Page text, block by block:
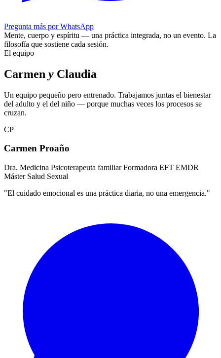
Pregunta más por WhatsApp
Mente, cuerpo y espíritu — una práctica integrada, no un evento. La
filosofía que sostiene cada sesión.
El equipo
Carmen y Claudia
Un equipo pequeño pero entrenado. Trabajamos juntas el bienestar
del adulto y el del niño — porque muchas veces los procesos se
cruzan.
CP
Carmen Proaño
Dra. Medicina Psicoterapeuta familiar Formadora EFT EMDR
Máster Salud Sexual
"El cuidado emocional es una práctica diaria, no una emergencia."